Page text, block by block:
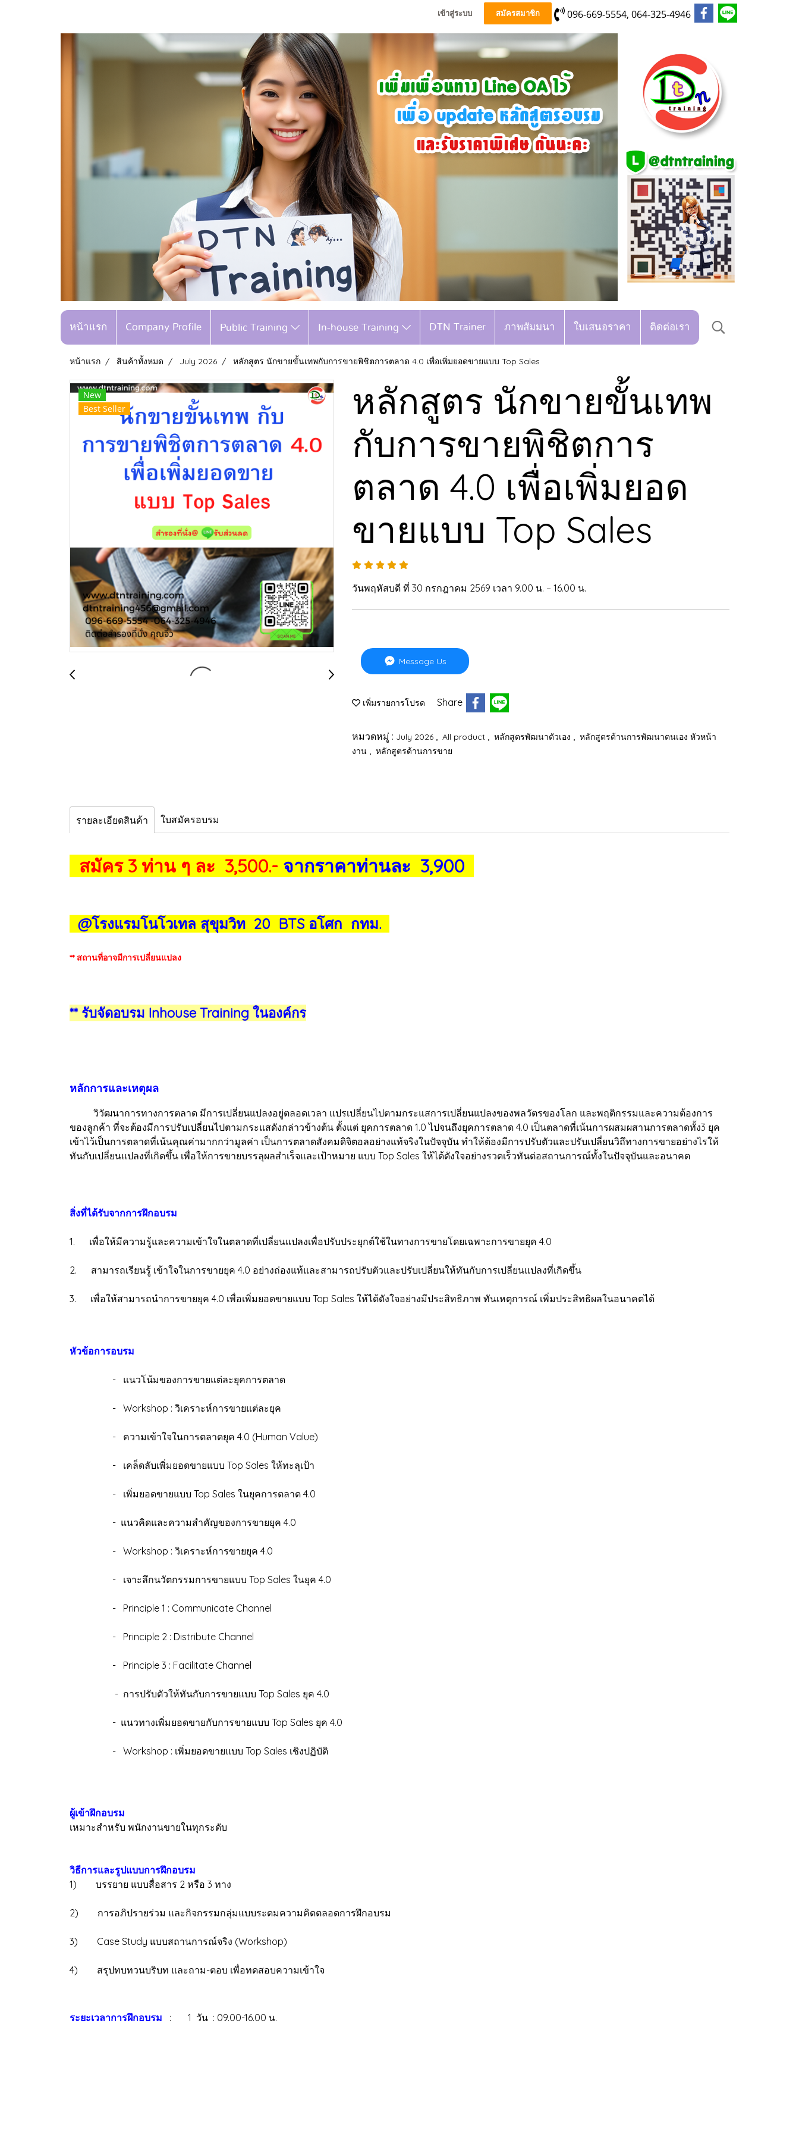
เข้าสู่ระบบ สมัครสมาชิก 096-669-5554, 064-325-4946
หน้าแรก Company Profile Public Training In-house Training DTN Trainer ภาพสัมมนา ใบเสนอราคา ติดต่อเรา
หน้าแรก สินค้าทั้งหมด July 2026 หลักสูตร นักขายขั้นเทพกับการขายพิชิตการตลาด 4.0 เพื่อเพิ่มยอดขายแบบ Top Sales
New
Best Seller
หลักสูตร นักขายขั้นเทพ
กับการขายพิชิตการ
ตลาด 4.0 เพื่อเพิ่มยอด
ขายแบบ Top Sales
วันพฤหัสบดี ที่ 30 กรกฎาคม 2569 เวลา 9.00 น. – 16.00 น.
Message Us
เพิ่มรายการโปรด Share
หมวดหมู่ : July 2026 All product หลักสูตรพัฒนาตัวเอง
หลักสูตรด้านการพัฒนาตนเอง หัวหน้า
งาน
หลักสูตรด้านการขาย
รายละเอียดสินค้า ใบสมัครอบรม
สมัคร 3 ท่าน ๆ ละ 3,500.- จากราคาท่านละ 3,900
@โรงแรมโนโวเทล สุขุมวิท 20 BTS อโศก กทม.
** สถานที่อาจมีการเปลี่ยนแปลง
** รับจัดอบรม Inhouse Training ในองค์กร
หลักการและเหตุผล
วิวัฒนาการทางการตลาด มีการเปลี่ยนแปลงอยู่ตลอดเวลา แปรเปลี่ยนไปตามกระแสการเปลี่ยนแปลงของพลวัตรของโลก และพฤติกรรมและความต้องการ
ของลูกค้า ที่จะต้องมีการปรับเปลี่ยนไปตามกระแสดังกล่าวข้างต้น ตั้งแต่ ยุคการตลาด 1.0 ไปจนถึงยุคการตลาด 4.0 เป็นตลาดที่เน้นการผสมผสานการตลาดทั้ง3 ยุค
เข้าไว้เป็นการตลาดที่เน้นคุณค่ามากกว่ามูลค่า เป็นการตลาดสังคมดิจิตอลอย่างแท้จริงในปัจจุบัน ทำให้ต้องมีการปรับตัวและปรับเปลี่ยนวิถึทางการขายอย่างไรให้
ทันกับเปลี่ยนแปลงที่เกิดขึ้น เพื่อให้การขายบรรลุผลสำเร็จและเป้าหมาย แบบ Top Sales ให้ได้ดังใจอย่างรวดเร็วทันต่อสถานการณ์ทั้งในปัจจุบันและอนาคต
สิ่งที่ได้รับจากการฝึกอบรม
1. เพื่อให้มีความรู้และความเข้าใจในตลาดที่เปลี่ยนแปลงเพื่อปรับประยุกต์ใช้ในทางการขายโดยเฉพาะการขายยุค 4.0
2. สามารถเรียนรู้ เข้าใจในการขายยุค 4.0 อย่างถ่องแท้และสามารถปรับตัวและปรับเปลี่ยนให้ทันกับการเปลี่ยนแปลงที่เกิดขึ้น
3. เพื่อให้สามารถนำการขายยุค 4.0 เพื่อเพิ่มยอดขายแบบ Top Sales ให้ได้ดังใจอย่างมีประสิทธิภาพ ทันเหตุการณ์ เพิ่มประสิทธิผลในอนาคตได้
หัวข้อการอบรม
- แนวโน้มของการขายแต่ละยุคการตลาด
- Workshop : วิเคราะห์การขายแต่ละยุค
- ความเข้าใจในการตลาดยุค 4.0 (Human Value)
- เคล็ดลับเพิ่มยอดขายแบบ Top Sales ให้ทะลุเป้า
- เพิ่มยอดขายแบบ Top Sales ในยุคการตลาด 4.0
- แนวคิดและความสำคัญของการขายยุค 4.0
- Workshop : วิเคราะห์การขายยุค 4.0
- เจาะลึกนวัตกรรมการขายแบบ Top Sales ในยุค 4.0
- Principle 1 : Communicate Channel
- Principle 2 : Distribute Channel
- Principle 3 : Facilitate Channel
- การปรับตัวให้ทันกับการขายแบบ Top Sales ยุค 4.0
- แนวทางเพิ่มยอดขายกับการขายแบบ Top Sales ยุค 4.0
- Workshop : เพิ่มยอดขายแบบ Top Sales เชิงปฏิบัติ
ผู้เข้าฝึกอบรม
เหมาะสำหรับ พนักงานขายในทุกระดับ
วิธีการและรูปแบบการฝึกอบรม
1) บรรยาย แบบสื่อสาร 2 หรือ 3 ทาง
2) การอภิปรายร่วม และกิจกรรมกลุ่มแบบระดมความคิดตลอดการฝึกอบรม
3) Case Study แบบสถานการณ์จริง (Workshop)
4) สรุปทบทวนบริบท และถาม-ตอบ เพื่อทดสอบความเข้าใจ
ระยะเวลาการฝึกอบรม : 1 วัน : 09.00-16.00 น.